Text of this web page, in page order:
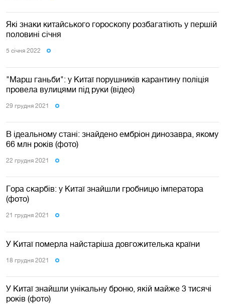
Які знаки китайського гороскопу розбагатіють у першій
половині січня
5 сiчня 2022
"Марш ганьби": у Китаї порушників карантину поліція
провела вулицями під руки (відео)
29 грудня 2021
В ідеальному стані: знайдено ембріон динозавра, якому
66 млн років (фото)
22 грудня 2021
Гора скарбів: у Китаї знайшли гробницю імператора
(фото)
21 грудня 2021
У Китаї померла найстаріша довгожителька країни
18 грудня 2021
У Китаї знайшли унікальну броню, якій майже 3 тисячі
років (фото)